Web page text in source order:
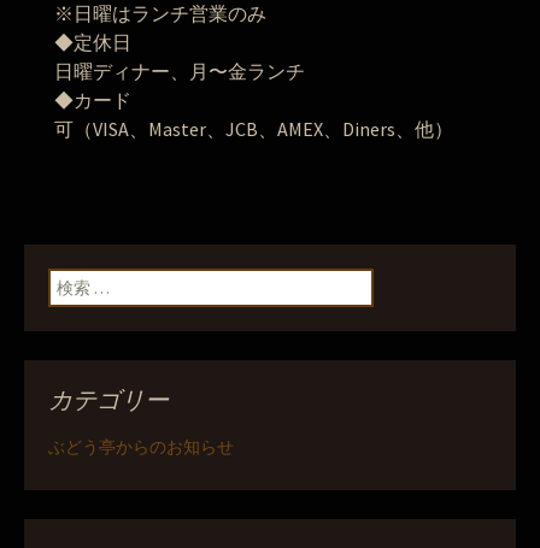
※日曜はランチ営業のみ
◆定休日
日曜ディナー、月〜金ランチ
◆カード
可（VISA、Master、JCB、AMEX、Diners、他）
検索:
カテゴリー
ぶどう亭からのお知らせ